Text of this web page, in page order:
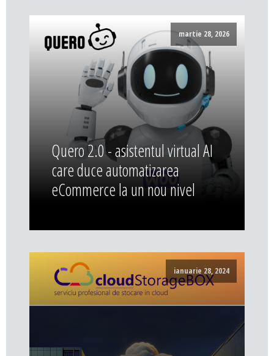
martie 28, 2026
Quero 2.0 - asistentul virtual AI
care duce automatizarea
eCommerce la un nou nivel
ianuarie 28, 2024